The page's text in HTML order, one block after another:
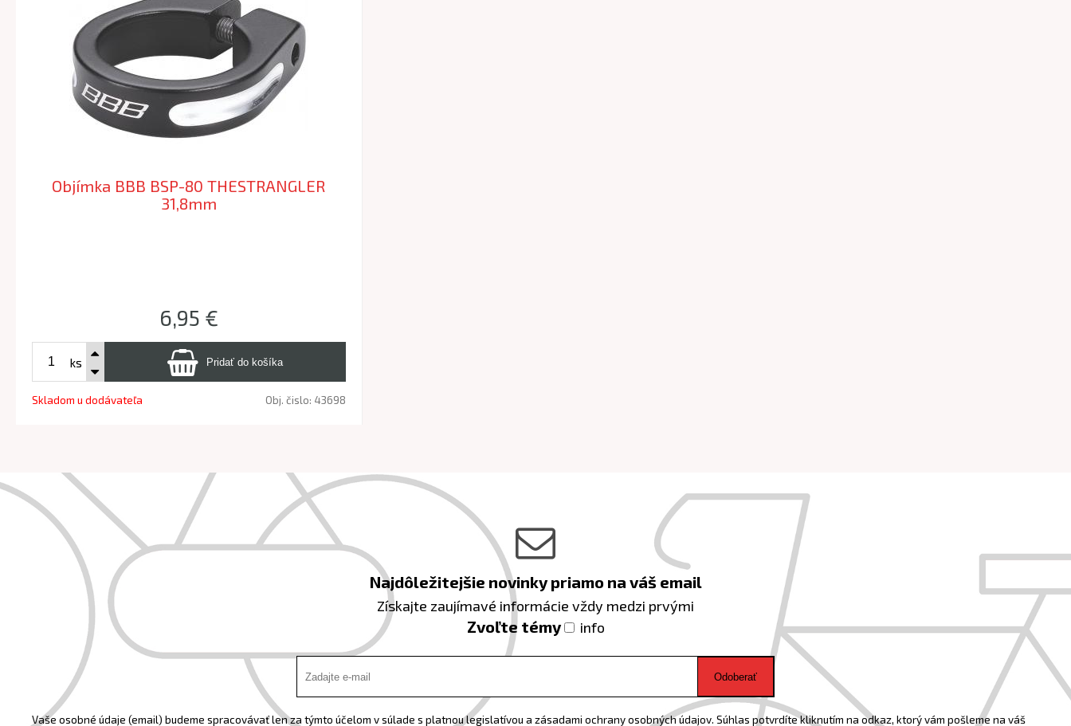
Objímka BBB BSP-80 THESTRANGLER
31,8mm
6,95 €
ks
Skladom u dodávateľa Obj. čislo: 43698
Najdôležitejšie novinky priamo na váš email
Získajte zaujímavé informácie vždy medzi prvými
Zvoľte témy info
Odoberať
Vaše osobné údaje (email) budeme spracovávať len za týmto účelom v súlade s platnou legislatívou a zásadami ochrany osobných údajov. Súhlas potvrdíte kliknutím na odkaz, ktorý vám pošleme na váš